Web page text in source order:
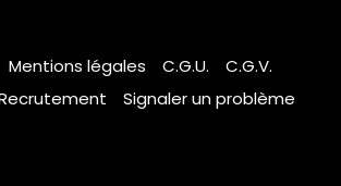
Mentions légales C.G.U.
C.G.V.
Signaler un problème